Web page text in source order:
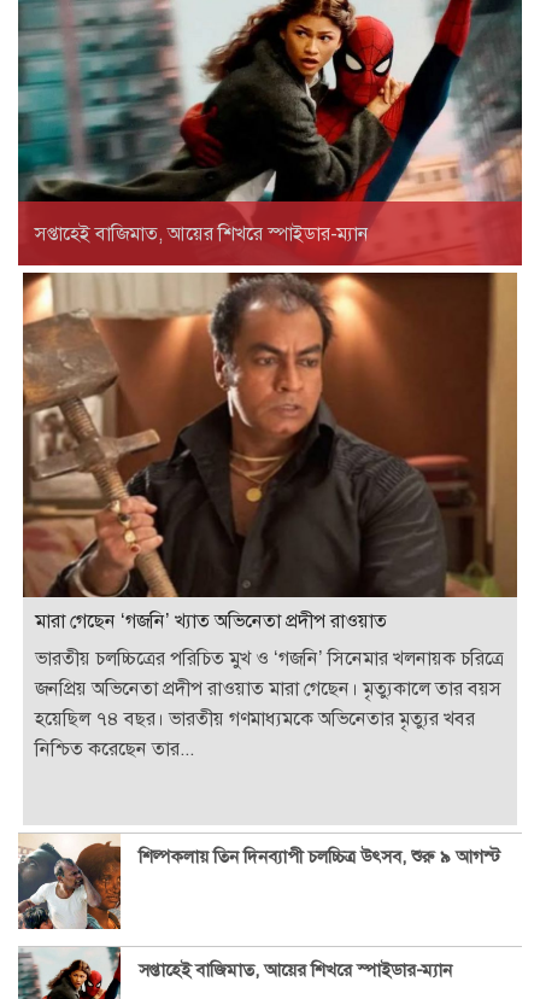
সপ্তাহেই বাজিমাত, আয়ের শিখরে স্পাইডার-ম্যান
মারা গেছেন ‘গজনি’ খ্যাত অভিনেতা প্রদীপ রাওয়াত
ভারতীয় চলচ্চিত্রের পরিচিত মুখ ও ‘গজনি’ সিনেমার খলনায়ক চরিত্রে
জনপ্রিয় অভিনেতা প্রদীপ রাওয়াত মারা গেছেন। মৃত্যুকালে তার বয়স
হয়েছিল ৭৪ বছর। ভারতীয় গণমাধ্যমকে অভিনেতার মৃত্যুর খবর
নিশ্চিত করেছেন তার...
শিল্পকলায় তিন দিনব্যাপী চলচ্চিত্র উৎসব, শুরু ৯ আগস্ট
সপ্তাহেই বাজিমাত, আয়ের শিখরে স্পাইডার-ম্যান